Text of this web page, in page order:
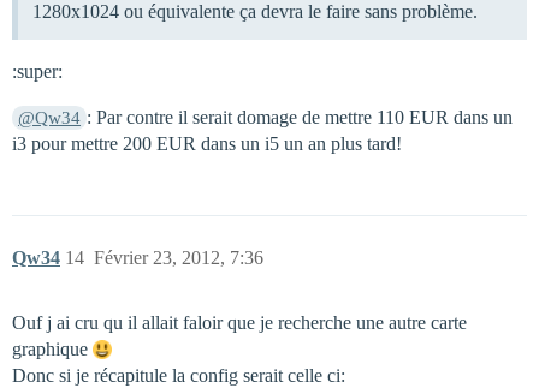
1280x1024 ou équivalente ça devra le faire sans problème.
:super:
@Qw34 : Par contre il serait domage de mettre 110 EUR dans un
i3 pour mettre 200 EUR dans un i5 un an plus tard!
Qw34 Février 23, 2012, 7:36
14
Ouf j ai cru qu il allait faloir que je recherche une autre carte
graphique
Donc si je récapitule la config serait celle ci: